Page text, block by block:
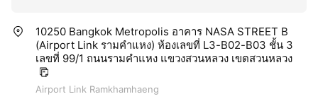
10250 Bangkok Metropolis อาคาร NASA STREET B
(Airport Link รามคำแหง) ห้องเลขที่ L3-B02-B03 ชั้น 3
เลขที่ 99/1 ถนนรามคำแหง แขวงสวนหลวง เขตสวนหลวง
Airport Link Ramkhamhaeng